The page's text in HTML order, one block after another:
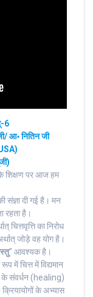
6
आ॰ नितिन जी
शिक्षण पर आज हम
संज्ञा दी गई है। मन
रहता है।
चित्तवृत्ति का निरोध
जोड़े वह योग है।
” आवश्यक है।
में चित्त में विद्यमान
संवर्धन (healing)
के अभ्यास